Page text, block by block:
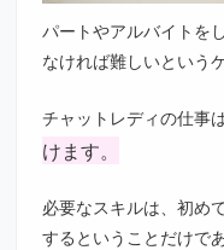
パートやアルバイトを
なければ難しいという
チャットレディの仕事
けます。
必要なスキルは、初め
するということだけで